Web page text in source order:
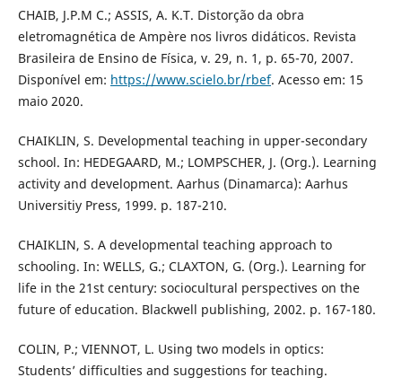
CHAIB, J.P.M C.; ASSIS, A. K.T. Distorção da obra
eletromagnética de Ampère nos livros didáticos. Revista
Brasileira de Ensino de Física, v. 29, n. 1, p. 65-70, 2007.
Disponível em: https://www.scielo.br/rbef. Acesso em: 15
maio 2020.
CHAIKLIN, S. Developmental teaching in upper-secondary
school. In: HEDEGAARD, M.; LOMPSCHER, J. (Org.). Learning
activity and development. Aarhus (Dinamarca): Aarhus
Universitiy Press, 1999. p. 187-210.
CHAIKLIN, S. A developmental teaching approach to
schooling. In: WELLS, G.; CLAXTON, G. (Org.). Learning for
life in the 21st century: sociocultural perspectives on the
future of education. Blackwell publishing, 2002. p. 167-180.
COLIN, P.; VIENNOT, L. Using two models in optics:
Students’ difficulties and suggestions for teaching.